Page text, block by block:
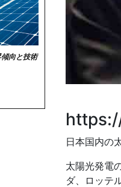
向と技術
日本国内の
太陽光発電
ダ、ロッテ